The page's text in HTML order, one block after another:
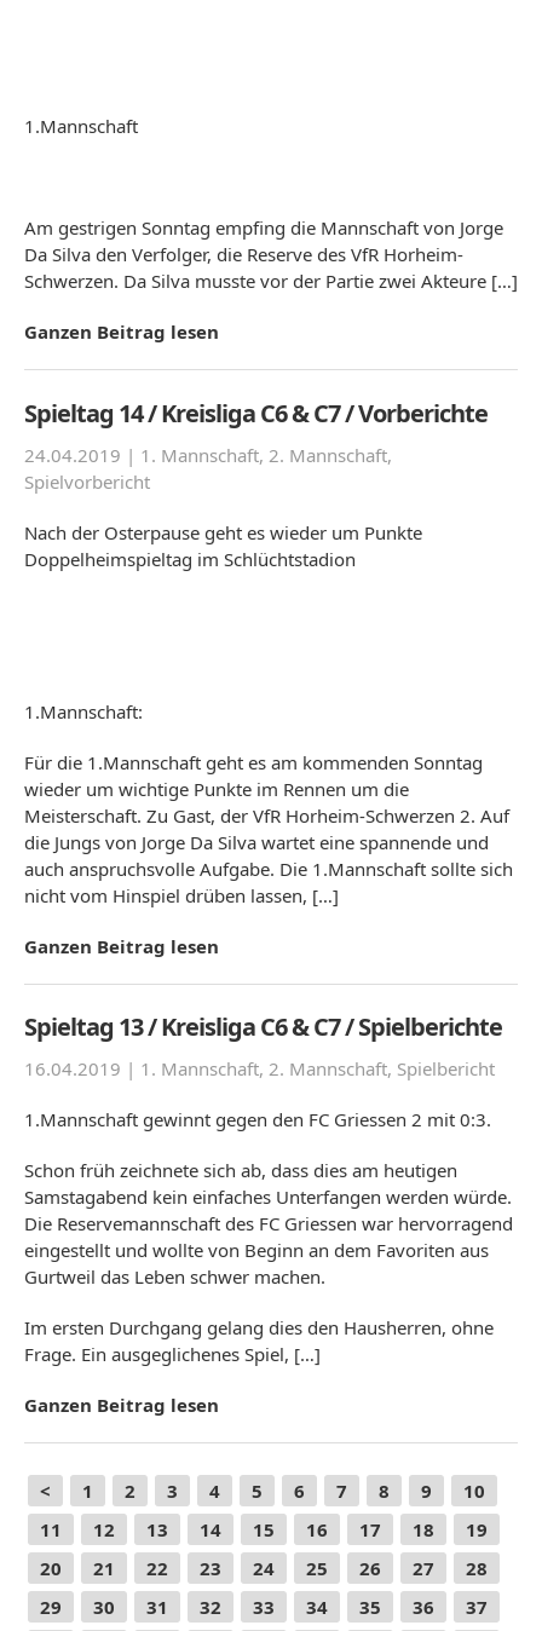
1.Mannschaft
Am gestrigen Sonntag empfing die Mannschaft von Jorge
Da Silva den Verfolger, die Reserve des VfR Horheim-
Schwerzen. Da Silva musste vor der Partie zwei Akteure […]
Ganzen Beitrag lesen
Spieltag 14 / Kreisliga C6 & C7 / Vorberichte
24.04.2019 | 1. Mannschaft, 2. Mannschaft,
Spielvorbericht
Nach der Osterpause geht es wieder um Punkte
Doppelheimspieltag im Schlüchtstadion
1.Mannschaft:
Für die 1.Mannschaft geht es am kommenden Sonntag
wieder um wichtige Punkte im Rennen um die
Meisterschaft. Zu Gast, der VfR Horheim-Schwerzen 2. Auf
die Jungs von Jorge Da Silva wartet eine spannende und
auch anspruchsvolle Aufgabe. Die 1.Mannschaft sollte sich
nicht vom Hinspiel drüben lassen, […]
Ganzen Beitrag lesen
Spieltag 13 / Kreisliga C6 & C7 / Spielberichte
16.04.2019 | 1. Mannschaft, 2. Mannschaft, Spielbericht
1.Mannschaft gewinnt gegen den FC Griessen 2 mit 0:3.
Schon früh zeichnete sich ab, dass dies am heutigen
Samstagabend kein einfaches Unterfangen werden würde.
Die Reservemannschaft des FC Griessen war hervorragend
eingestellt und wollte von Beginn an dem Favoriten aus
Gurtweil das Leben schwer machen.
Im ersten Durchgang gelang dies den Hausherren, ohne
Frage. Ein ausgeglichenes Spiel, […]
Ganzen Beitrag lesen
< 1 2 3 4 5 6 7 8 9
10
11
12 13 14 15 16 17 18
19
20
21 22 23 24 25 26 27
28
29
30 31 32 33 34 35 36
37